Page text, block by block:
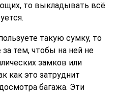
то выкладывать всё
такую сумку, то
за тем, чтобы на ней не
замков или
как это затруднит
багажа. Эти